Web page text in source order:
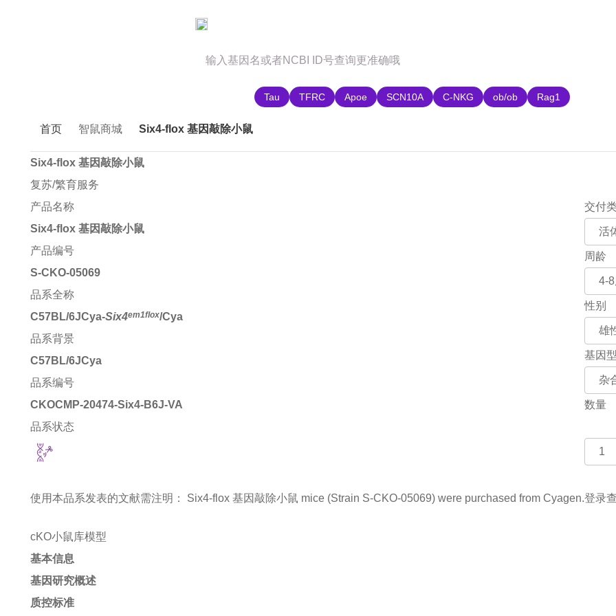
Tau TFRC Apoe SCN10A C-NKG ob/ob Rag1
首页 智鼠商城 Six4-flox 基因敲除小鼠
Six4-flox 基因敲除小鼠
复苏/繁育服务
产品名称
Six4-flox 基因敲除小鼠
产品编号
S-CKO-05069
品系全称
C57BL/6JCya-Six4em1flox/Cya
品系背景
C57BL/6JCya
品系编号
CKOCMP-20474-Six4-B6J-VA
品系状态
使用本品系发表的文献需注明： Six4-flox 基因敲除小鼠 mice (Strain S-CKO-05069) were purchased from Cyagen.
交付
周龄
性别
基因型
数量
登录
cKO小鼠库模型
基本信息
基因研究概述
质控标准